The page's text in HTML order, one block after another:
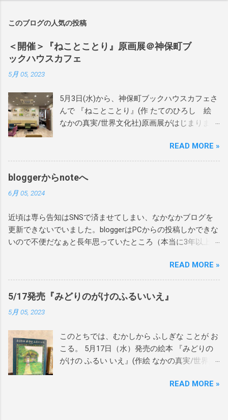
このブログの人気の投稿
＜開催＞『ねことことり』原画展＠神保町ブ
ックハウスカフェ
5月 05, 2023
5月3日(水)から、神保町ブックハウスカフェさ
んで 『ねことことり』(作 たてのひろし 絵
なかの真実/世界文化社)原画展がはじまりまし
近藤えりさんに設営をお手伝いをいただき、
あれよあれよという間にテキパキと綺麗に飾
りつけしていただきました。 本当にありがと
名も入れさせていただきました。 ありがとう
ございます！ぜひお家で楽しんで読んでもら
えたら嬉しいです。 4月27日にシリーズ最終章
ょう』(作 たてのひろし 絵 かわしまはるこ/
世界文化社)含む、 あまがえるシリーズも、か
わしまさんがサインを入れていましたよ。 今
ください！ 1作目『あまがえるのかくれんぼ』
2作目『あまがえるのぼうけん』 3作目『あま
がえるのたんじょう』 作 たてのひろし 絵 か
わしまはるこ（世界文化社） 『ねことこと
り』原画展期間中にイベント2つ開催します。
READ MORE »
bloggerからnoteへ
6月 05, 2024
近頃は専ら告知はSNSで済ませてしまい、なかなかブログを
更新できないでいました。bloggerはPCからの投稿しかできな
いので不便だなぁと長年思っていたところ（本当に3年以上前
へ移行することにしました。 主に告知は今後もSNSを中心に
発信していきますが、noteを新たに立ち上げたので、日記の
ような雑感をnoteの方で更新していけたらと思います。
https://note.com/maminakano/ bloggerで公開している過去記
事の一部をnoteにも移行しています。主に、日記、レポー
年ほど前の内容ばかりで、当時の自分の拙い文章を読み返す
と、人生舐め腐っていて顔から火が吹き出しそうになりまし
たが、一方で現在とあまり変わらない考え方をしていたり、
この視点はこれからも大切にしたいと感じるような面もあっ
て、移行をきっかけに過去の自分を読み返してみたらけっこ
READ MORE »
5/17発売『みどりのがけのふるいいえ』
5月 05, 2023
このとちでは、むかしから ふしぎな ことが お
こる。 5月17日（水）発売の絵本 『みどりの
がけの ふるい いえ』(作絵 なかの真実/世界文
行された絵本がハードカバー化。 絵や文章を
READ MORE »